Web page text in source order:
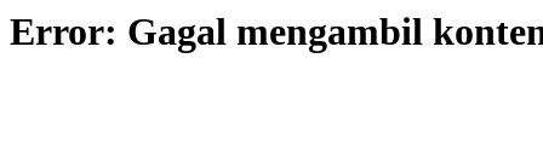
Error: Gagal mengambil